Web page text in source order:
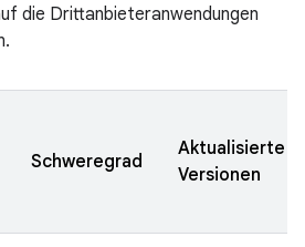
die Drittanbieteranwendungen
Schweregrad
Aktualisierte
Versionen